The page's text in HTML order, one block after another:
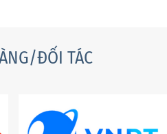
ĐỐI TÁC